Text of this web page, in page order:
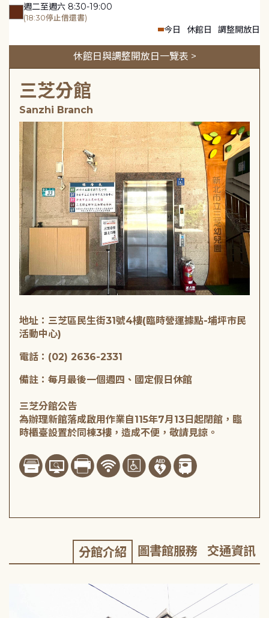
週二至週六 8:30-19:00
(18:30停止借還書)
今日 休館日 調整開放日
休館日與調整開放日一覽表 >
三芝分館
Sanzhi Branch
地址：三芝區民生街31號4樓(臨時營運據點-埔坪市民
活動中心)
電話：(02) 2636-2331
備註：每月最後一個週四、國定假日休館
三芝分館公告
為辦理新館落成啟用作業自115年7月13日起閉館，臨
時櫃臺設置於同棟3樓，造成不便，敬請見諒。
分館介紹 圖書館服務 交通資訊